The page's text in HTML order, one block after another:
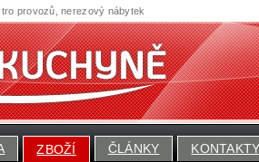
ZBOŽÍ ČLÁNKY
provozů, nerezový nábytek